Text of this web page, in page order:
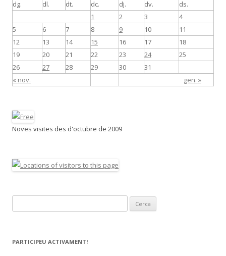
dg. dl. dt. dc. dj. dv. ds.
« nov. gen. »
1 2 3
4
5
6 7 8 9 10
11
12
13 14 15 16 17
18
19
20 21 22 23 24
25
26
27 28 29 30 31
Noves visites des d'octubre de 2009
e
c
PARTICIPEU ACTIVAMENT!